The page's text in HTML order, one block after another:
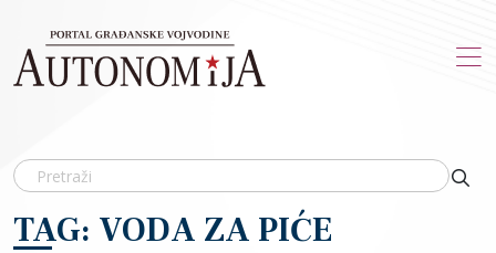
TAG: VODA ZA PIĆE